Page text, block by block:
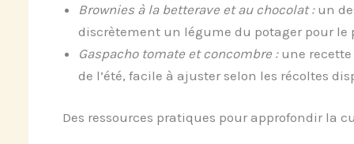
Brownies à la betterave et au chocolat :un
discrètement un légume du potager pour le
Gaspacho tomate et concombre :une
de l’été, facile à ajuster selon les récoltes
Des ressources pratiques pour approfondir la